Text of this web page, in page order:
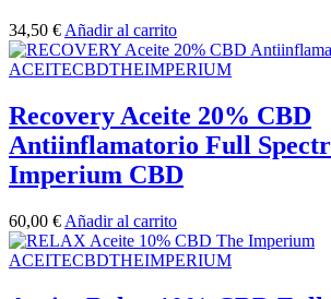
34,50 € Añadir al carrito
ACEITECBDTHEIMPERIUM
Recovery Aceite 20% CBD
Antiinflamatorio Full
Imperium CBD
60,00 € Añadir al carrito
ACEITECBDTHEIMPERIUM